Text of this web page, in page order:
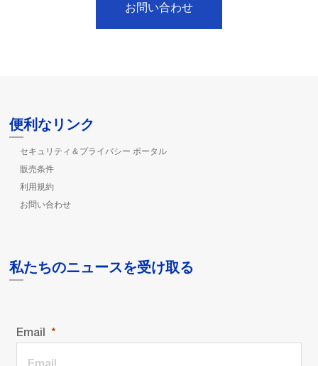
お問い合わせ
便利なリンク
セキュリティ＆プライバシー ポータル
販売条件
利用規約
お問い合わせ
私たちのニュースを受け取る
Email